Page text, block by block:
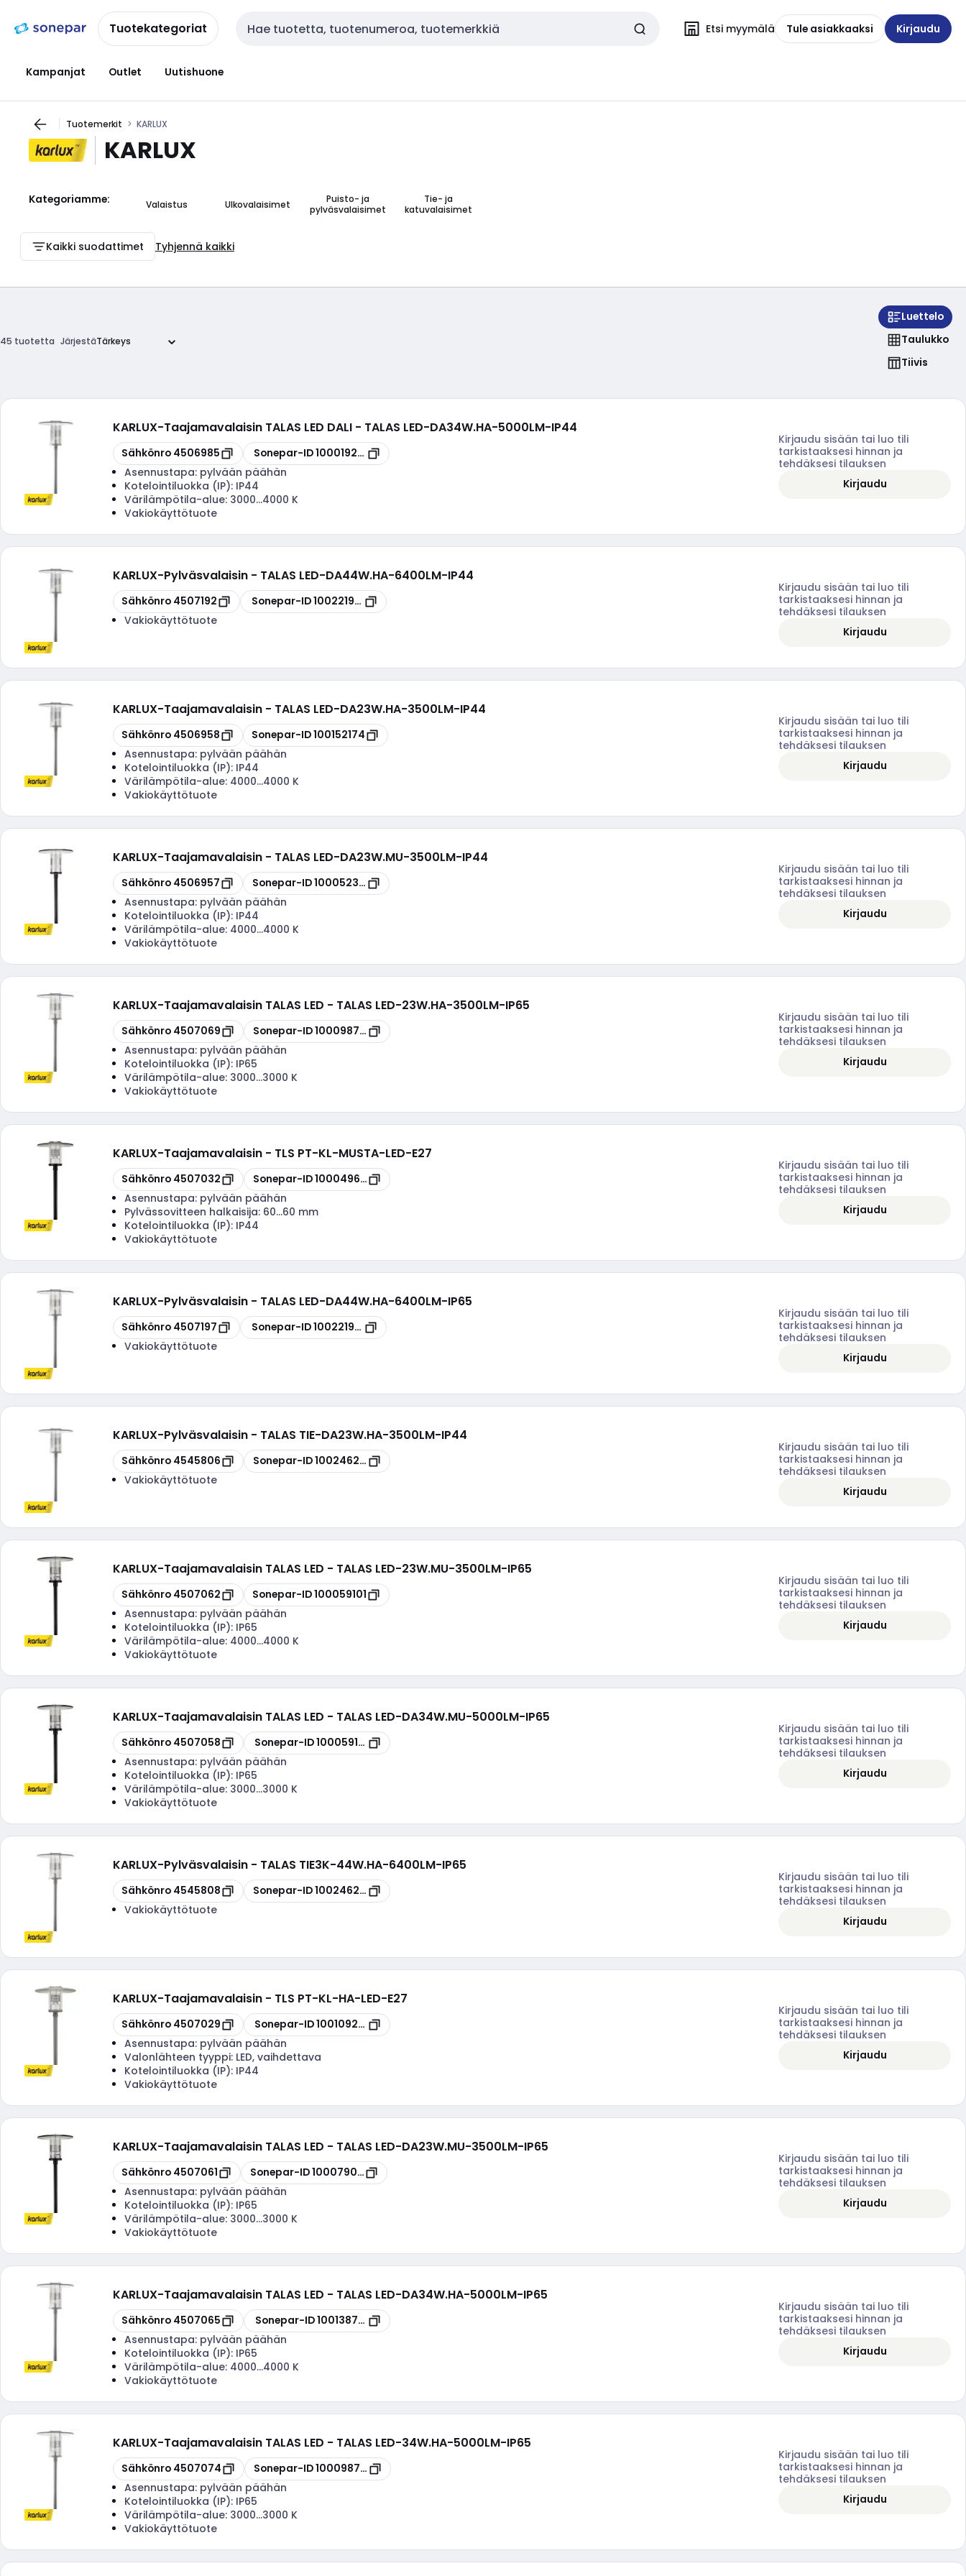
navigointiinsisältöönTuotekategoriat Haku Etsi myymälä Tule asiakkaaksi Kirjaudu
Kampanjat Outlet Uutishuone
Tuotemerkit KARLUX
KARLUX
Kategoriamme: Valaistus Ulkovalaisimet
Puisto- ja
pylväsvalaisimet
Tie- ja
katuvalaisimet
Kaikki suodattimet Tyhjennä kaikki
45 tuotetta Järjestä
Luettelo
Taulukko
Tiivis
KARLUX-Taajamavalaisin TALAS LED DALI - TALAS LED-DA34W.HA-5000LM-IP44
Kopioi
Sähkönro 4506985 Kopioi
Sonepar-ID100019237
Asennustapa: pylvään päähän
Kotelointiluokka (IP): IP44
Värilämpötila-alue: 3000...4000 K
Vakiokäyttötuote
Kirjaudu sisään tai luo tili
tarkistaaksesi hinnan ja
tehdäksesi tilauksen
Kirjaudu
KARLUX-Pylväsvalaisin - TALAS LED-DA44W.HA-6400LM-IP44
Kopioi
Sähkönro 4507192 Kopioi
Sonepar-ID100221954
Vakiokäyttötuote
Kirjaudu sisään tai luo tili
tarkistaaksesi hinnan ja
tehdäksesi tilauksen
Kirjaudu
KARLUX-Taajamavalaisin - TALAS LED-DA23W.HA-3500LM-IP44
Kopioi
Sähkönro 4506958 Kopioi
Sonepar-ID100152174
Asennustapa: pylvään päähän
Kotelointiluokka (IP): IP44
Värilämpötila-alue: 4000...4000 K
Vakiokäyttötuote
Kirjaudu sisään tai luo tili
tarkistaaksesi hinnan ja
tehdäksesi tilauksen
Kirjaudu
KARLUX-Taajamavalaisin - TALAS LED-DA23W.MU-3500LM-IP44
Kopioi
Sähkönro 4506957 Kopioi
Sonepar-ID100052309
Asennustapa: pylvään päähän
Kotelointiluokka (IP): IP44
Värilämpötila-alue: 4000...4000 K
Vakiokäyttötuote
Kirjaudu sisään tai luo tili
tarkistaaksesi hinnan ja
tehdäksesi tilauksen
Kirjaudu
KARLUX-Taajamavalaisin TALAS LED - TALAS LED-23W.HA-3500LM-IP65
Kopioi
Sähkönro 4507069 Kopioi
Sonepar-ID100098749
Asennustapa: pylvään päähän
Kotelointiluokka (IP): IP65
Värilämpötila-alue: 3000...3000 K
Vakiokäyttötuote
Kirjaudu sisään tai luo tili
tarkistaaksesi hinnan ja
tehdäksesi tilauksen
Kirjaudu
KARLUX-Taajamavalaisin - TLS PT-KL-MUSTA-LED-E27
Kopioi
Sähkönro 4507032 Kopioi
Sonepar-ID100049640
Asennustapa: pylvään päähän
Pylvässovitteen halkaisija: 60...60 mm
Kotelointiluokka (IP): IP44
Vakiokäyttötuote
Kirjaudu sisään tai luo tili
tarkistaaksesi hinnan ja
tehdäksesi tilauksen
Kirjaudu
KARLUX-Pylväsvalaisin - TALAS LED-DA44W.HA-6400LM-IP65
Kopioi
Sähkönro 4507197 Kopioi
Sonepar-ID100221960
Vakiokäyttötuote
Kirjaudu sisään tai luo tili
tarkistaaksesi hinnan ja
tehdäksesi tilauksen
Kirjaudu
KARLUX-Pylväsvalaisin - TALAS TIE-DA23W.HA-3500LM-IP44
Kopioi
Sähkönro 4545806 Kopioi
Sonepar-ID100246201
Vakiokäyttötuote
Kirjaudu sisään tai luo tili
tarkistaaksesi hinnan ja
tehdäksesi tilauksen
Kirjaudu
KARLUX-Taajamavalaisin TALAS LED - TALAS LED-23W.MU-3500LM-IP65
Kopioi
Sähkönro 4507062 Kopioi
Sonepar-ID100059101
Asennustapa: pylvään päähän
Kotelointiluokka (IP): IP65
Värilämpötila-alue: 4000...4000 K
Vakiokäyttötuote
Kirjaudu sisään tai luo tili
tarkistaaksesi hinnan ja
tehdäksesi tilauksen
Kirjaudu
KARLUX-Taajamavalaisin TALAS LED - TALAS LED-DA34W.MU-5000LM-IP65
Kopioi
Sähkönro 4507058 Kopioi
Sonepar-ID100059100
Asennustapa: pylvään päähän
Kotelointiluokka (IP): IP65
Värilämpötila-alue: 3000...3000 K
Vakiokäyttötuote
Kirjaudu sisään tai luo tili
tarkistaaksesi hinnan ja
tehdäksesi tilauksen
Kirjaudu
KARLUX-Pylväsvalaisin - TALAS TIE3K-44W.HA-6400LM-IP65
Kopioi
Sähkönro 4545808 Kopioi
Sonepar-ID100246205
Vakiokäyttötuote
Kirjaudu sisään tai luo tili
tarkistaaksesi hinnan ja
tehdäksesi tilauksen
Kirjaudu
KARLUX-Taajamavalaisin - TLS PT-KL-HA-LED-E27
Kopioi
Sähkönro 4507029 Kopioi
Sonepar-ID100109234
Asennustapa: pylvään päähän
Valonlähteen tyyppi: LED, vaihdettava
Kotelointiluokka (IP): IP44
Vakiokäyttötuote
Kirjaudu sisään tai luo tili
tarkistaaksesi hinnan ja
tehdäksesi tilauksen
Kirjaudu
KARLUX-Taajamavalaisin TALAS LED - TALAS LED-DA23W.MU-3500LM-IP65
Kopioi
Sähkönro 4507061 Kopioi
Sonepar-ID100079006
Asennustapa: pylvään päähän
Kotelointiluokka (IP): IP65
Värilämpötila-alue: 3000...3000 K
Vakiokäyttötuote
Kirjaudu sisään tai luo tili
tarkistaaksesi hinnan ja
tehdäksesi tilauksen
Kirjaudu
KARLUX-Taajamavalaisin TALAS LED - TALAS LED-DA34W.HA-5000LM-IP65
Kopioi
Sähkönro 4507065 Kopioi
Sonepar-ID100138792
Asennustapa: pylvään päähän
Kotelointiluokka (IP): IP65
Värilämpötila-alue: 4000...4000 K
Vakiokäyttötuote
Kirjaudu sisään tai luo tili
tarkistaaksesi hinnan ja
tehdäksesi tilauksen
Kirjaudu
KARLUX-Taajamavalaisin TALAS LED - TALAS LED-34W.HA-5000LM-IP65
Kopioi
Sähkönro 4507074 Kopioi
Sonepar-ID100098750
Asennustapa: pylvään päähän
Kotelointiluokka (IP): IP65
Värilämpötila-alue: 3000...3000 K
Vakiokäyttötuote
Kirjaudu sisään tai luo tili
tarkistaaksesi hinnan ja
tehdäksesi tilauksen
Kirjaudu